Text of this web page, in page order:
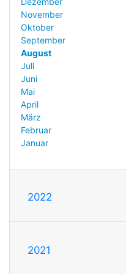
November
Oktober
September
August
Juli
Juni
Mai
April
März
Februar
Januar
2022
2021